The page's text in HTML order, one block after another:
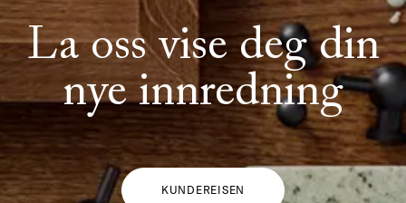
La oss vise deg din
nye innredning
KUNDEREISEN